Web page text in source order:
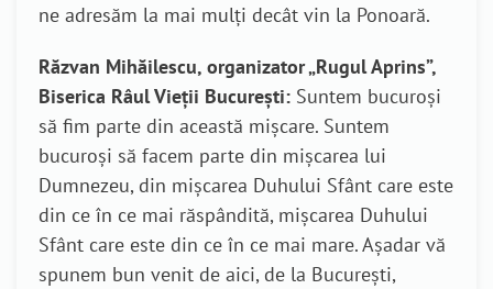
ne adresăm la mai mulți decât vin la Ponoară.
Răzvan Mihăilescu, organizator „Rugul Aprins”,
Biserica Râul Vieții București: Suntem bucuroși
să fim parte din această mișcare. Suntem
bucuroși să facem parte din mișcarea lui
Dumnezeu, din mișcarea Duhului Sfânt care este
din ce în ce mai răspândită, mișcarea Duhului
Sfânt care este din ce în ce mai mare. Așadar vă
spunem bun venit de aici, de la București,